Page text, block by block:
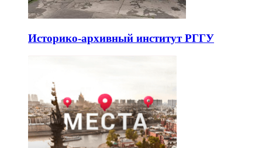
Историко-архивный институт РГГУ